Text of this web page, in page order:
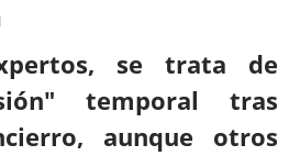
se trata de
temporal tras
aunque otros